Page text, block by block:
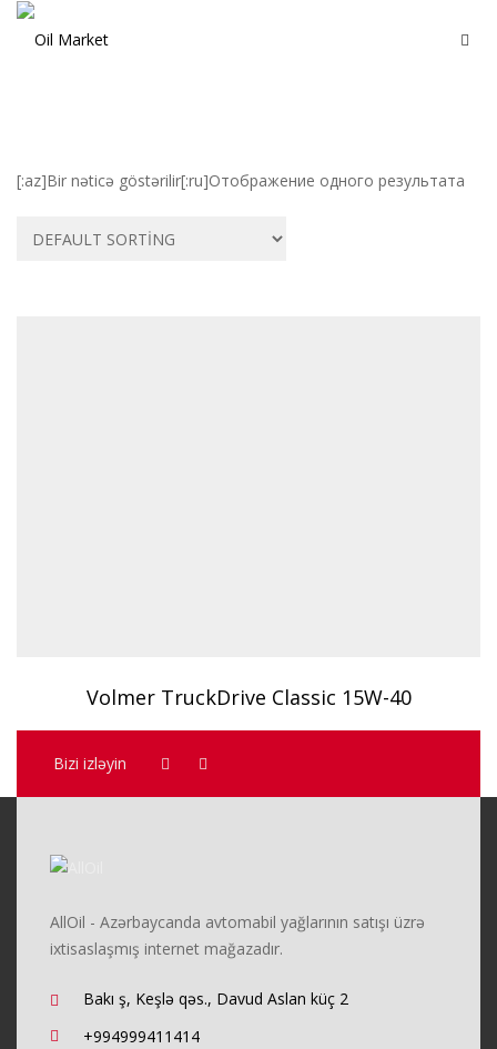
[:az]Bir nəticə göstərilir[:ru]Отображение одного результата
Volmer TruckDrive Classic 15W-40
Bizi izləyin
AllOil - Azərbaycanda avtomabil yağlarının satışı üzrə
ixtisaslaşmış internet mağazadır.
Bakı ş, Keşlə qəs., Davud Aslan küç 2
+994999411414